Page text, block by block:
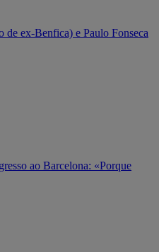
ex-Benfica) e Paulo Fonseca
ao Barcelona: «Porque